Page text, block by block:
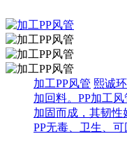
加工PP风管 熙诚
加回料。PP加工
加固而成，其韧性
PP无毒、卫生、可